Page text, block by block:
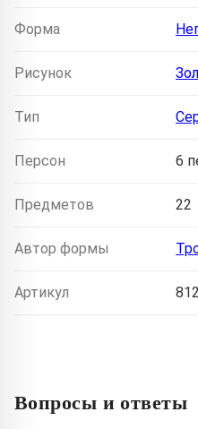
Форма
Рисунок
Тип
Персон 6
Предметов 22
Автор формы
Артикул
Вопросы и ответы